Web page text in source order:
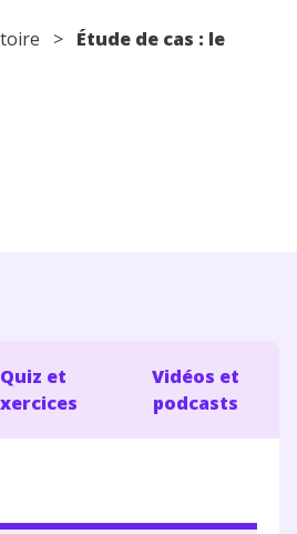
> Étude de cas : le
Quiz et
Vidéos et
podcasts